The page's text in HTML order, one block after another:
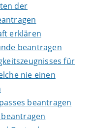
der
erklären
beantragen
für
nie einen
beantragen